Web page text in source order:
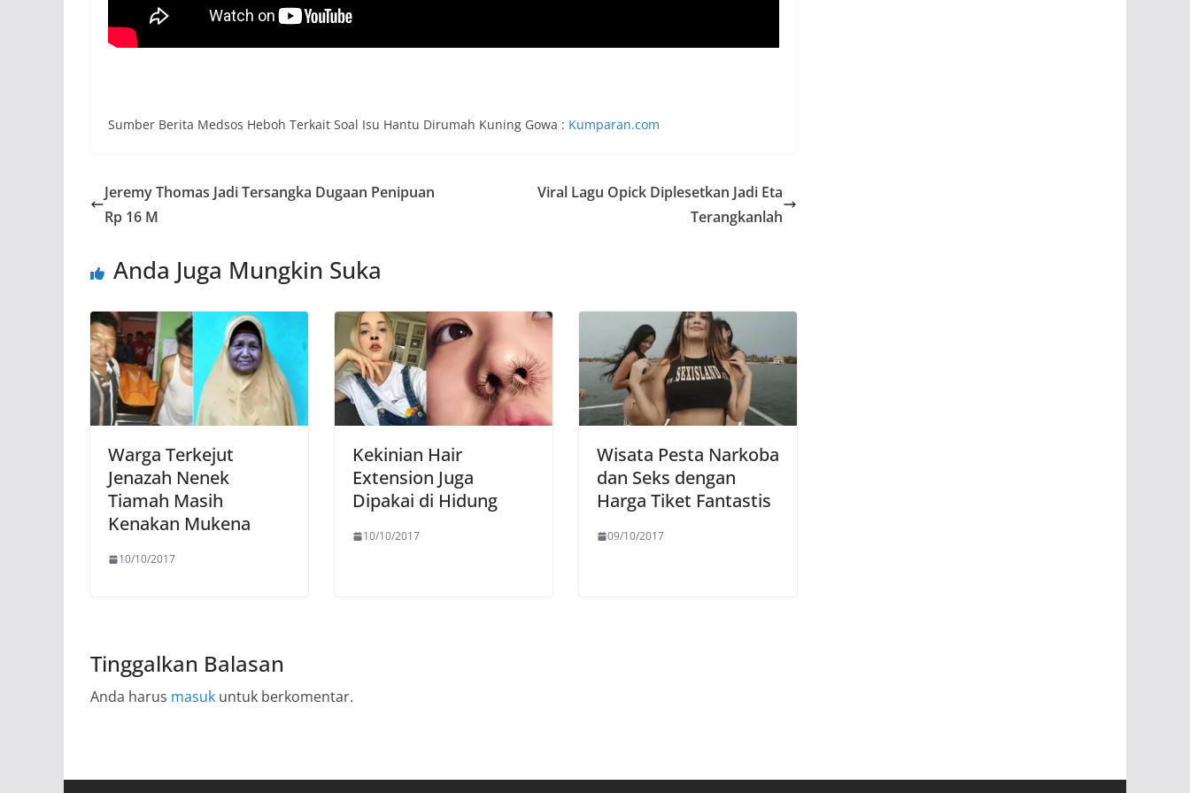
Sumber Berita Medsos Heboh Terkait Soal Isu Hantu Dirumah Kuning Gowa : Kumparan.com
Jeremy Thomas Jadi Tersangka Dugaan Penipuan
Rp 16 M
Viral Lagu Opick Diplesetkan Jadi Eta
Terangkanlah
Anda Juga Mungkin Suka
Warga Terkejut
Jenazah Nenek
Tiamah Masih
Kenakan Mukena
10/10/2017
Kekinian Hair
Extension Juga
Dipakai di Hidung
10/10/2017
Wisata Pesta Narkoba
dan Seks dengan
Harga Tiket Fantastis
09/10/2017
Tinggalkan Balasan
Anda harus masuk untuk berkomentar.